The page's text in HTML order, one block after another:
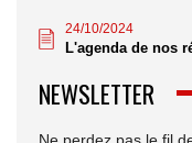
24/10/2024
L'agenda de nos
NEWSLETTER
Ne perdez pas le fil